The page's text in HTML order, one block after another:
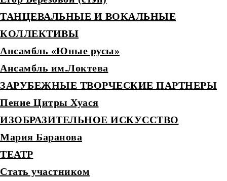
ТАНЦЕВАЛЬНЫЕ И ВОКАЛЬНЫЕ
КОЛЛЕКТИВЫ
Ансамбль «Юные русы»
Ансамбль им.Локтева
ЗАРУБЕЖНЫЕ ТВОРЧЕСКИЕ ПАРТНЕРЫ
Пение Цитры Хуася
ИЗОБРАЗИТЕЛЬНОЕ ИСКУССТВО
Мария Баранова
ТЕАТР
Стать участником